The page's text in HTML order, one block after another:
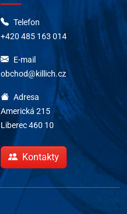
Telefon
+420 485 163 014
E-mail
obchod@killich.cz
Adresa
Americká 215
Liberec 460 10
Kontakty